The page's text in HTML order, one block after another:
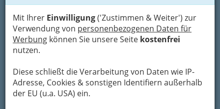
Mit Ihrer Einwilligung('Zustimmen & Weiter') zur
Verwendung von personenbezogenen Daten für
Werbung können Sie unsere Seite kostenfrei
nutzen.
Diese schließt die Verarbeitung von Daten wie IP-
Adresse, Cookies & sonstigen Identifiern außerhalb
der EU (u.a. USA) ein.
Alle Bezirke
1
Cafe Oscar
Weinzöttlstraße 3, 8045 Graz
Karte & Routenplaner
Eintrag ändern
Kategorien